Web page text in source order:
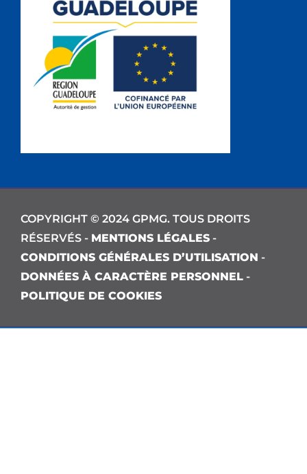
COPYRIGHT © 2024 GPMG. TOUS DROITS
RÉSERVÉS - MENTIONS LÉGALES -
CONDITIONS GÉNÉRALES D’UTILISATION -
DONNÉES À CARACTÈRE PERSONNEL -
POLITIQUE DE COOKIES